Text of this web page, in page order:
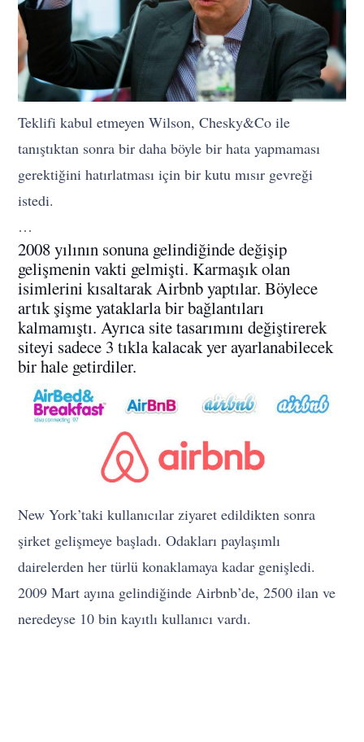
Teklifi kabul etmeyen Wilson, Chesky&Co ile
tanıştıktan sonra bir daha böyle bir hata yapmaması
gerektiğini hatırlatması için bir kutu mısır gevreği
istedi.
…
2008 yılının sonuna gelindiğinde değişip
gelişmenin vakti gelmişti. Karmaşık olan
isimlerini kısaltarak Airbnb yaptılar. Böylece
artık şişme yataklarla bir bağlantıları
kalmamıştı. Ayrıca site tasarımını değiştirerek
siteyi sadece 3 tıkla kalacak yer ayarlanabilecek
bir hale getirdiler.
New York’taki kullanıcılar ziyaret edildikten sonra
şirket gelişmeye başladı. Odakları paylaşımlı
dairelerden her türlü konaklamaya kadar genişledi.
2009 Mart ayına gelindiğinde Airbnb’de, 2500 ilan ve
neredeyse 10 bin kayıtlı kullanıcı vardı.